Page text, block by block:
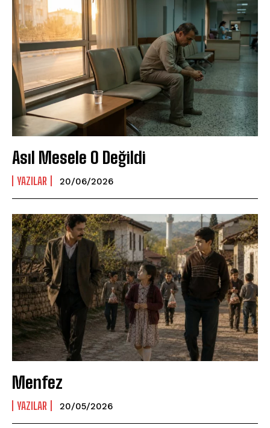
Asıl Mesele O Değildi
YAZILAR 20/06/2026
Menfez
YAZILAR 20/05/2026